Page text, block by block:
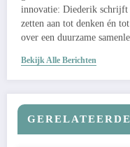
innovatie: Diederik
zetten aan tot denken én
over een duurzame
Bekijk Alle Berichten